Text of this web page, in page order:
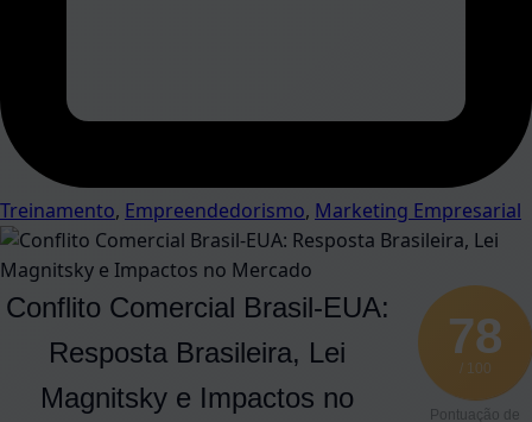
Treinamento, Empreendedorismo, Marketing Empresarial
78
/ 100
Pontuação de
Conflito Comercial Brasil-EUA:
Resposta Brasileira, Lei
Magnitsky e Impactos no